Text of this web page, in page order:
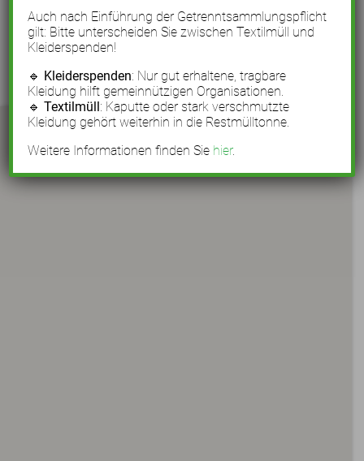
Auch nach Einführung der Getrenntsammlungspflicht
gilt: Bitte unterscheiden Sie zwischen Textilmüll und
Kleiderspenden!
🔹 Kleiderspenden: Nur gut erhaltene, tragbare
Kleidung hilft gemeinnützigen Organisationen.
🔹Textilmüll: Kaputte oder stark verschmutzte
Kleidung gehört weiterhin in die Restmülltonne.
Weitere Informationen finden Sie hier.